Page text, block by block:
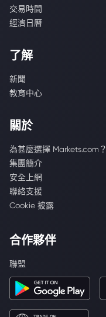
交易時間
經濟日曆
了解
新聞
教育中心
關於
為甚麼選擇 Markets.com？
集團簡介
安全上網
聯絡支援
Cookie 披露
合作夥伴
聯盟